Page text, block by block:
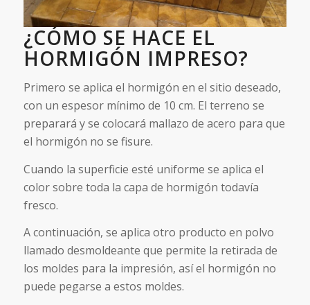
¿CÓMO SE HACE EL
HORMIGÓN IMPRESO?
Primero se aplica el hormigón en el sitio deseado,
con un espesor mínimo de 10 cm. El terreno se
preparará y se colocará mallazo de acero para que
el hormigón no se fisure.
Cuando la superficie esté uniforme se aplica el
color sobre toda la capa de hormigón todavía
fresco.
A continuación, se aplica otro producto en polvo
llamado desmoldeante que permite la retirada de
los moldes para la impresión, así el hormigón no
puede pegarse a estos moldes.